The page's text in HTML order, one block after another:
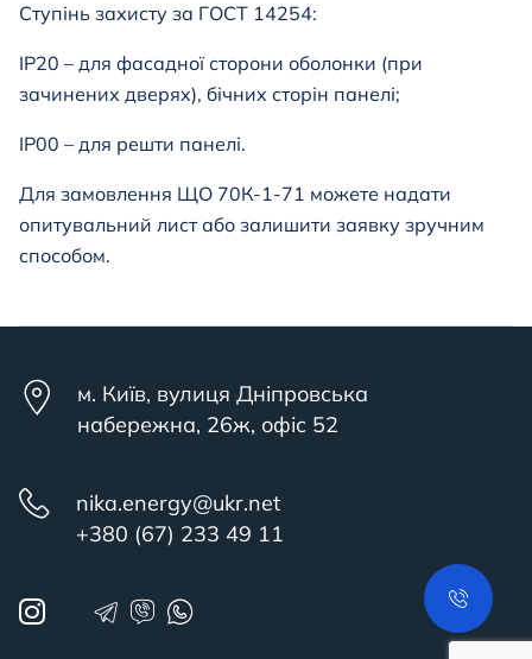
Ступінь захисту за ГОСТ 14254:
IP20 – для фасадної сторони оболонки (при
зачинених дверях), бічних сторін панелі;
IP00 – для решти панелі.
Для замовлення ЩО 70К-1-71 можете надати
опитувальний лист або залишити заявку зручним
способом.
м. Київ, вулиця Дніпровська
набережна, 26ж, офіс 52
nika.energy@ukr.net
+380 (67) 233 49 11